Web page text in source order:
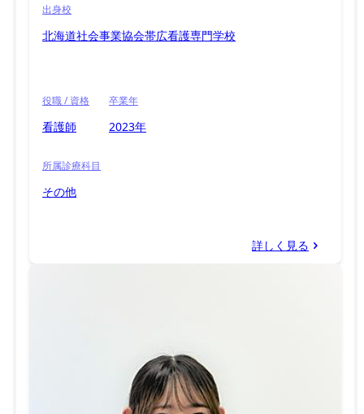
出身校
北海道社会事業協会帯広看護専門学校
役職 / 資格
看護師
卒業年
2023年
所属診療科目
その他
詳しく見る